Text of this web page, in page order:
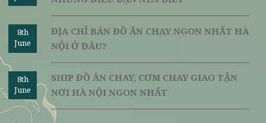
8th
June
NHỮNG ĐIỀU BẠN CHƯA BIẾT VỀ CHẾ ĐỘ
ĂN CHAY TRONG ĐẠO PHẬT
8th
June
CÁCH LÀM CÁC MÓN CHAY NGON TỪ 200
MÓN ĂN CHAY THÔNG DỤNG, DỄ NẤU